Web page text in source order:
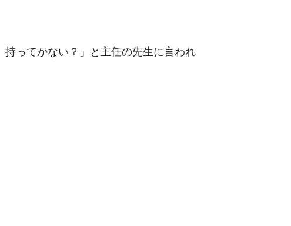
ってかない？」と主任の先生に言われ